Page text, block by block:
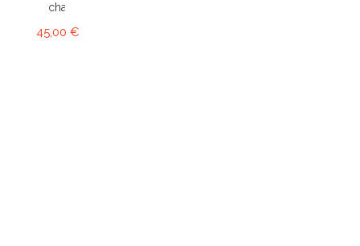
charlesworthii
45,00 €